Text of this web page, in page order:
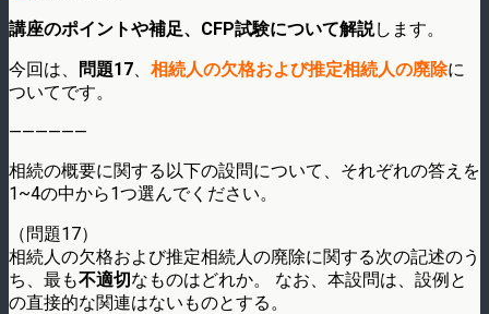
講座のポイントや補足、CFP試験について解説します。
今回は、
問題17、 相続人の欠格および推定相続人の廃除に
ついてです。
——————
相続の概要に関する以下の設問について、それぞれの答えを
1~4の中から1つ選んでください。
（問題17）
相続人の欠格および推定相続人の廃除に関する次の記述のう
ち、最も不適切なものはどれか。 なお、本設問は、設例と
の直接的な関連はないものとする。